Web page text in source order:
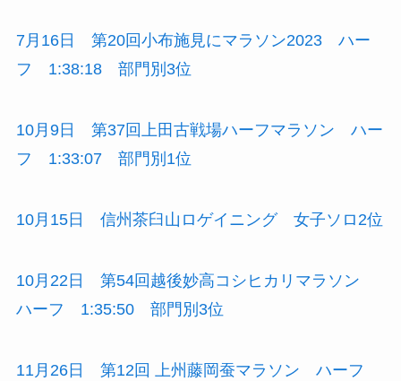
7月16日 第20回小布施見にマラソン2023 ハー
フ 1:38:18 部門別3位
10月9日 第37回上田古戦場ハーフマラソン ハー
フ 1:33:07 部門別1位
10月15日 信州茶臼山ロゲイニング 女子ソロ2位
10月22日 第54回越後妙高コシヒカリマラソン
ハーフ 1:35:50 部門別3位
11月26日 第12回 上州藤岡蚕マラソン ハーフ